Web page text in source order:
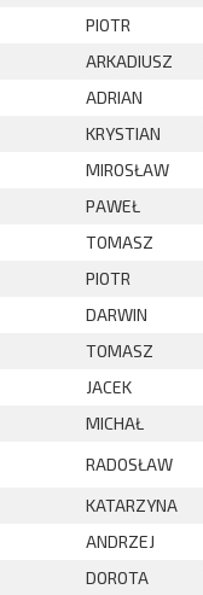
PIOTR
ARKADIUSZ
ADRIAN
KRYSTIAN
MIROSŁAW
PAWEŁ
TOMASZ
PIOTR
DARWIN
TOMASZ
JACEK
MICHAŁ
RADOSŁAW
KATARZYNA
ANDRZEJ
DOROTA